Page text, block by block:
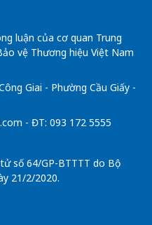
luận của cơ quan Trung
vệ Thương hiệu Việt Nam
Giai - Phường Cầu Giấy -
- ĐT: 093 172 5555
số 64/GP-BTTTT do Bộ
21/2/2020.